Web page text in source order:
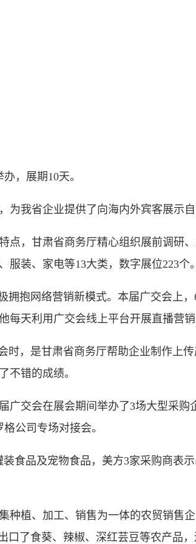
，展期10天。
我省企业提供了向海内外宾客展示自
，甘肃省商务厅精心组织展前调研
装、家电等13大类，数字展位223个。
抱网络营销新模式。本届广交会上
每天利用广交会线上平台开展直播营
，是甘肃省商务厅帮助企业制作上
不错的成绩。
交会在展会期间举办了3场大型采购
公司专场对接会。
品及宠物食品，美方3家采购商表
植、加工、销售为一体的农贸销售
口了食葵、辣椒、深红芸豆等农产品